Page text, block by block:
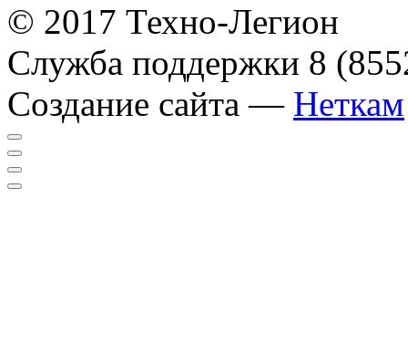
© 2017 Техно-Легион
Служба поддержки 8
Создание сайта — Неткам